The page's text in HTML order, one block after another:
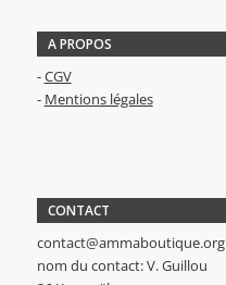
A PROPOS
-CGV
- Mentions légales
CONTACT
contact@ammaboutique.org
nom du contact: V. Guillou